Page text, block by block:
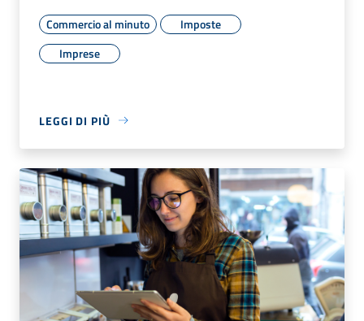
Commercio al minuto
Imposte
Imprese
LEGGI DI PIÙ